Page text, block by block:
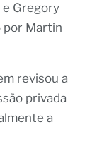
Gregory
por Martin
revisou a
privada
a